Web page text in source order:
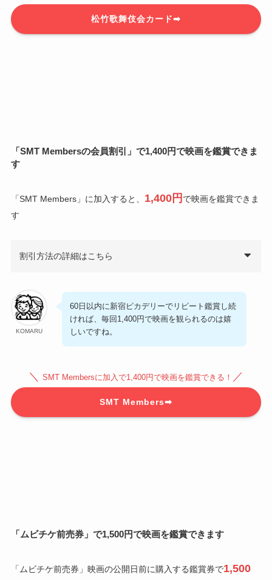
松竹歌舞伎会カード➡
「SMT Membersの会員割引」 で1,400円で映画を鑑賞できま
す
「SMT Members」に加入すると、 1,400円 で映画を鑑賞できま
す
割引方法の詳細はこちら
KOMARU
60日以内に新宿ピカデリーでリピート鑑賞し続
ければ、毎回1,400円で映画を観られるのは嬉
しいですね。
＼ SMT Membersに加入で1,400円で映画を鑑賞できる！ ／
SMT Members➡
「ムビチケ前売券」 で1,500円で映画を鑑賞できます
「ムビチケ前売券」映画の公開日前に購入する鑑賞券で1,500